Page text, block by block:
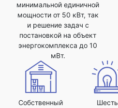
минимальной единичной
мощности от 50 кВт, так
и решение задач с
постановкой на объект
энергокомплекса до 10
мВт.
Собственный
Шесть